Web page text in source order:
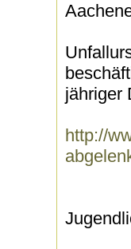
jähriger
http://